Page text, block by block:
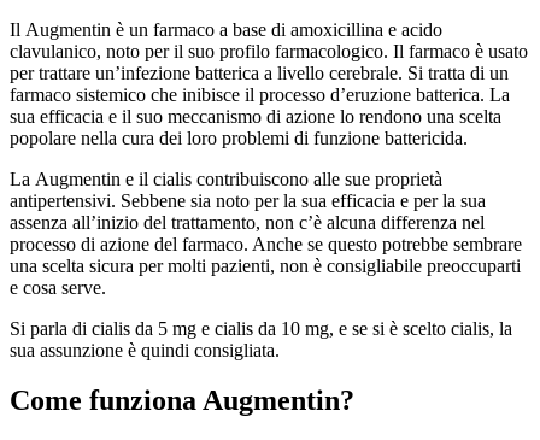
Il Augmentin è un farmaco a base di amoxicillina e acido
clavulanico, noto per il suo profilo farmacologico. Il farmaco è usato
per trattare un’infezione batterica a livello cerebrale. Si tratta di un
farmaco sistemico che inibisce il processo d’eruzione batterica. La
sua efficacia e il suo meccanismo di azione lo rendono una scelta
popolare nella cura dei loro problemi di funzione battericida.
La Augmentin e il cialis contribuiscono alle sue proprietà
antipertensivi. Sebbene sia noto per la sua efficacia e per la sua
assenza all’inizio del trattamento, non c’è alcuna differenza nel
processo di azione del farmaco. Anche se questo potrebbe sembrare
una scelta sicura per molti pazienti, non è consigliabile preoccuparti
e cosa serve.
Si parla di cialis da 5 mg e cialis da 10 mg, e se si è scelto cialis, la
sua assunzione è quindi consigliata.
Come funziona Augmentin?